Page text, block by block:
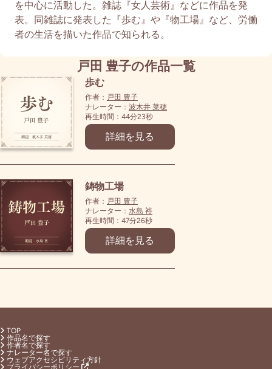
を中心に活動した。雑誌『女人芸術』などに作品を発
表。同雑誌に発表した『歩む』や『物工場』など、労働
者の生活を描いた作品で知られる。
戸田 豊子の作品一覧
歩む
作者： 戸田 豊子
ナレーター： 波木井 菜穂
再生時間：44分23秒
詳細を見る
鋳物工場
作者： 戸田 豊子
ナレーター： 水島 裕
再生時間：47分26秒
詳細を見る
TOP
作品名で探す
作者名で探す
ナレーター名で探す
ウェブアクセシビリティ方針
プライバシーポリシー